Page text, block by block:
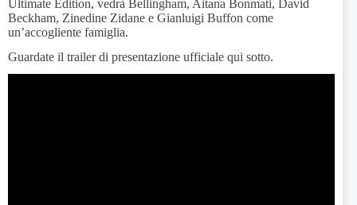
Ultimate Edition, vedrà Bellingham, Aitana Bonmati, David
Beckham, Zinedine Zidane e Gianluigi Buffon come
un’accogliente famiglia.
Guardate il trailer di presentazione ufficiale qui sotto.